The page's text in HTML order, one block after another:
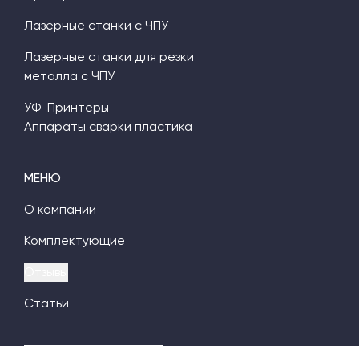
МЕНЮ
О компании
Комплектующие
Статьи
Лазерные станки с ЧПУ
Лазерные станки для резки
металла с ЧПУ
УФ-Принтеры
Аппараты сварки пластика